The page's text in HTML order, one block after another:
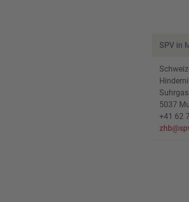
SPV in
5037
+41 62